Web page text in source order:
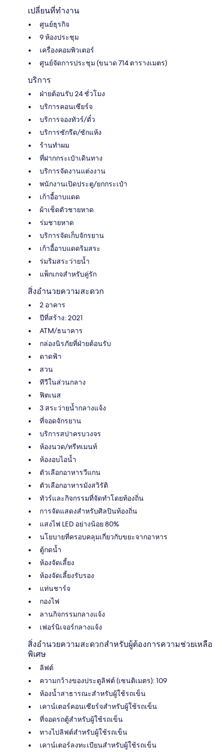
เปลี่ยนที่ทำงาน
ศูนย์ธุรกิจ
9 ห้องประชุม
เครื่องคอมพิวเตอร์
ศูนย์จัดการประชุม (ขนาด 714 ตารางเมตร)
บริการ
ฝ่ายต้อนรับ 24 ชั่วโมง
บริการคอนเซียร์จ
บริการจองทัวร์/ตั๋ว
บริการซักรีด/ซักแห้ง
ร้านทำผม
ที่ฝากกระเป๋าเดินทาง
บริการจัดงานแต่งงาน
พนักงานเปิดประตู/ยกกระเป๋า
เก้าอี้อาบแดด
ผ้าเช็ดตัวชายหาด
ร่มชายหาด
บริการจัดเก็บจักรยาน
เก้าอี้อาบแดดริมสระ
ร่มริมสระว่ายน้ำ
แพ็กเกจสำหรับคู่รัก
สิ่งอำนวยความสะดวก
2 อาคาร
ปีที่สร้าง: 2021
ATM/ธนาคาร
กล่องนิรภัยที่ฝ่ายต้อนรับ
ดาดฟ้า
สวน
ทีวีในส่วนกลาง
ฟิตเนส
3 สระว่ายน้ำกลางแจ้ง
ที่จอดจักรยาน
บริการสปาครบวงจร
ห้องนวด/ทรีทเมนท์
ห้องอบไอน้ำ
ตัวเลือกอาหารวีแกน
ตัวเลือกอาหารมังสวิรัติ
ทัวร์และกิจกรรมที่จัดทำโดยท้องถิ่น
การจัดแสดงสำหรับศิลปินท้องถิ่น
แสงไฟ LED อย่างน้อย 80%
นโยบายที่ครอบคลุมเกี่ยวกับขยะจากอาหาร
ตู้กดน้ำ
ห้องจัดเลี้ยง
ห้องจัดเลี้ยงรับรอง
แท่นชาร์จ
กองไฟ
ลานกิจกรรมกลางแจ้ง
เฟอร์นิเจอร์กลางแจ้ง
สิ่งอำนวยความสะดวกสำหรับผู้ต้องการความช่วยเหลือ
พิเศษ
ลิฟต์
ความกว้างของประตูลิฟต์ (เซนติเมตร): 109
ห้องน้ำสาธารณะสำหรับผู้ใช้รถเข็น
เคาน์เตอร์คอนเซียร์จสำหรับผู้ใช้รถเข็น
ที่จอดรถตู้สำหรับผู้ใช้รถเข็น
ทางไปลิฟต์สำหรับผู้ใช้รถเข็น
เคาน์เตอร์ลงทะเบียนสำหรับผู้ใช้รถเข็น